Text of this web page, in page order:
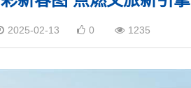
2025-02-13 0 1235